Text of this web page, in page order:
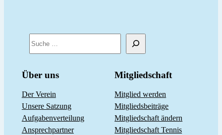
S
u
e
n
Über uns
Der Verein
Unsere Satzung
Aufgabenverteilung
Ansprechpartner
Mitgliedschaft
Mitglied werden
Mitgliedsbeiträge
Mitgliedschaft ändern
Mitgliedschaft Tennis